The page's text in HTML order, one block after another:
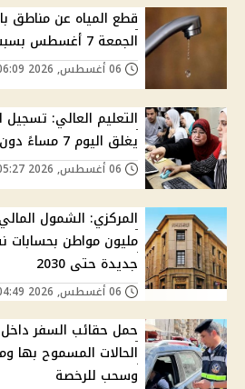
قطع المياه عن مناطق
الجمعة 7 أغسطس بسبب أعمال مترو الطالبية
يغلق اليوم 7 مساءً دون مد للمهلة
مليون مواطن بحسابات
جديدة حتى 2030
حمل حقائب السفر داخل
الحالات المسموح بها
وسحب للرخصة